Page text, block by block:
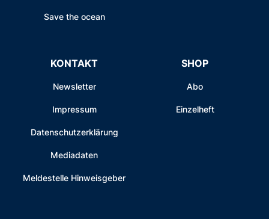
Save the ocean
KONTAKT
Newsletter
Impressum
Datenschutzerklärung
Mediadaten
Meldestelle Hinweisgeber
SHOP
Abo
Einzelheft